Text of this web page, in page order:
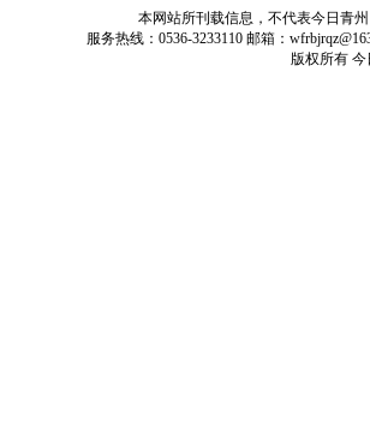
本网站所刊载信息，不代表今日青
服务热线：0536-3233110 邮箱：
版权所有 今